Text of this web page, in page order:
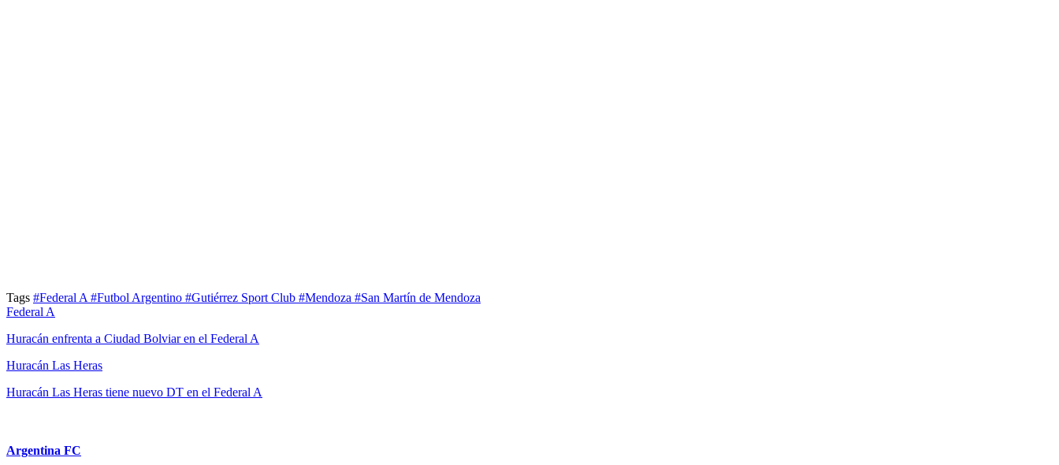
Tags #Federal A #Futbol Argentino #Gutiérrez Sport Club #Mendoza #San Martín de Mendoza
Federal A
Huracán enfrenta a Ciudad Bolviar en el Federal A
Huracán Las Heras
Huracán Las Heras tiene nuevo DT en el Federal A
Argentina FC